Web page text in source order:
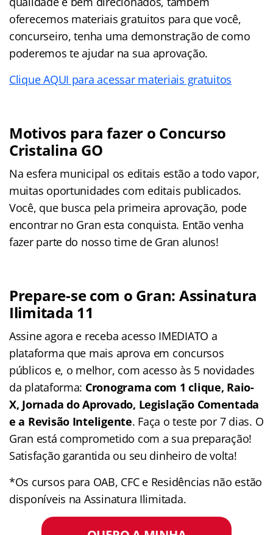
oferecemos materiais gratuitos para que você,
concurseiro, tenha uma demonstração de como
poderemos te ajudar na sua aprovação.
Clique AQUI para acessar materiais gratuitos
Motivos para fazer o Concurso
Cristalina GO
Na esfera municipal os editais estão a todo vapor,
muitas oportunidades com editais publicados.
Você, que busca pela primeira aprovação, pode
encontrar no Gran esta conquista. Então venha
fazer parte do nosso time de Gran alunos!
Prepare-se com o Gran: Assinatura
Ilimitada 11
Assine agora e receba acesso IMEDIATO a
plataforma que mais aprova em concursos
públicos e, o melhor, com acesso às 5 novidades
da plataforma: Cronograma com 1 clique, Raio-
X, Jornada do Aprovado, Legislação Comentada
e a Revisão Inteligente. Faça o teste por 7 dias. O
Gran está comprometido com a sua preparação!
Satisfação garantida ou seu dinheiro de volta!
*Os cursos para OAB, CFC e Residências não estão
disponíveis na Assinatura Ilimitada.